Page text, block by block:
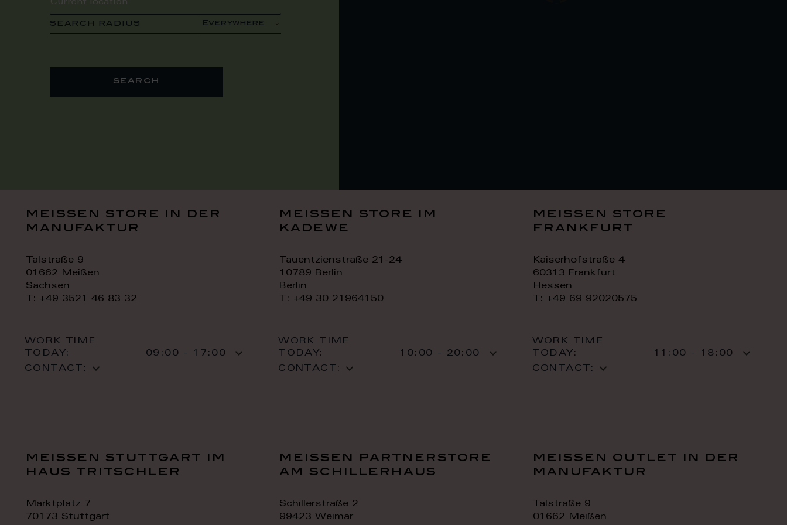
SEARCH RADIUS
search
meissen store in der
manufaktur
Talstraße 9
01662 Meißen
Sachsen
T: +49 3521 46 83 32
WORK TIME
TODAY:
09:00 - 17:00
CONTACT:
meissen store im
kadewe
Tauentzienstraße 21-24
10789 Berlin
Berlin
T: +49 30 21964150
WORK TIME
TODAY:
10:00 - 20:00
CONTACT:
meissen store
frankfurt
Kaiserhofstraße 4
60313 Frankfurt
Hessen
T: +49 69 92020575
WORK TIME
TODAY:
11:00 - 18:00
CONTACT:
meissen stuttgart im
haus tritschler
Marktplatz 7
70173 Stuttgart
meissen partnerstore
am schillerhaus
Schillerstraße 2
99423 Weimar
meissen outlet in der
manufaktur
Talstraße 9
01662 Meißen